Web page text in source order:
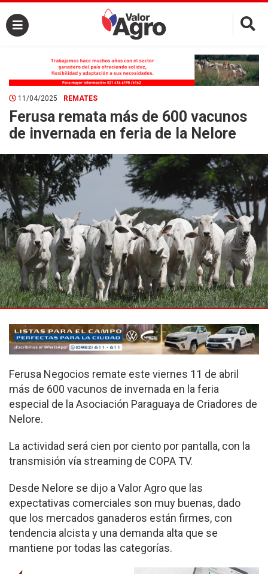
×
11/04/2025 REMATES
Ferusa remata más de 600 vacunos
de invernada en feria de la Nelore
Ferusa Negocios remate este viernes 11 de abril
más de 600 vacunos de invernada en la feria
especial de la Asociación Paraguaya de Criadores de
Nelore.
La actividad será cien por ciento por pantalla, con la
transmisión vía streaming de COPA TV.
Desde Nelore se dijo a Valor Agro que las
expectativas comerciales son muy buenas, dado
que los mercados ganaderos están firmes, con
tendencia alcista y una demanda alta que se
mantiene por todas las categorías.